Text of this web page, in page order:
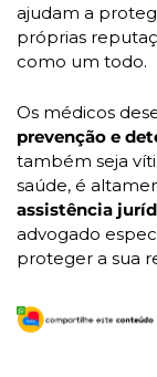
ajudam a
próprias
como um todo.
Os médicos
prevenção e
também seja
assistência
advogado
proteger a sua